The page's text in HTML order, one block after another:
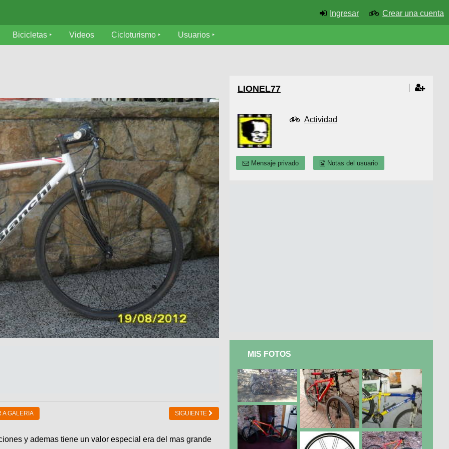
Ingresar Crear una cuenta
Bicicletas Videos Cicloturismo Usuarios
A GALERIA SIGUIENTE
y ademas tiene un valor especial era del mas grande
LIONEL77
Actividad
Mensaje privado Notas del usuario
MIS FOTOS